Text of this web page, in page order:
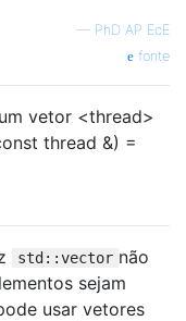
— PhD AP EcE
fonte
vetor <thread>
thread &) =
std::vector não
sejam
usar vetores